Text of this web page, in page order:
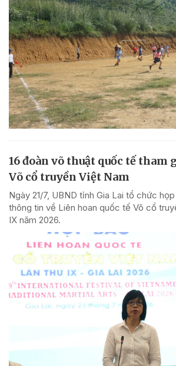
16 đoàn võ thuật quốc tế tham
Võ cổ truyền Việt Nam
Ngày 21/7, UBND tỉnh Gia Lai tổ chức
thông tin về Liên hoan quốc tế Võ cổ
IX năm 2026.